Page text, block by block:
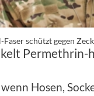
Faser schützt gegen
Permethrin-
Hosen,